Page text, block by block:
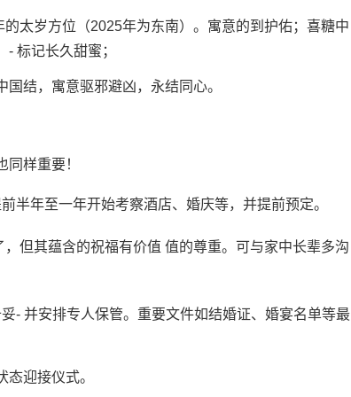
太岁方位（2025年为东南）。寓意的到护佑；喜糖中
标记长久甜蜜；
结，寓意驱邪避凶，永结同心。
样重要！
半年至一年开始考察酒店、婚庆等，并提前预定。
但其蕴含的祝福有价值 值的尊重。可与家中长辈多沟
- 并安排专人保管。重要文件如结婚证、婚宴名单等最
迎接仪式。